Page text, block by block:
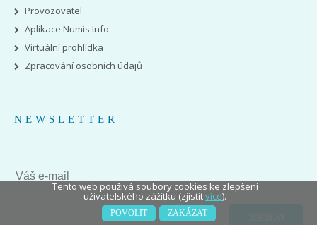
Provozovatel
Aplikace Numis Info
Virtuální prohlídka
Zpracování osobních údajů
NEWSLETTER
Tento web použivá soubory cookies ke zlepšení
uživatelského zážitku (zjistitvíce).
POVOLIT ZAKÁZAT